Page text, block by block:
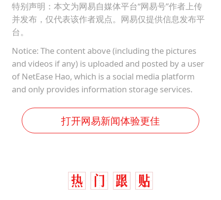
特别声明：本文为网易自媒体平台“网易号”作者上传
并发布，仅代表该作者观点。网易仅提供信息发布平
台。
Notice: The content above (including the pictures
and videos if any) is uploaded and posted by a user
of NetEase Hao, which is a social media platform
and only provides information storage services.
打开网易新闻体验更佳